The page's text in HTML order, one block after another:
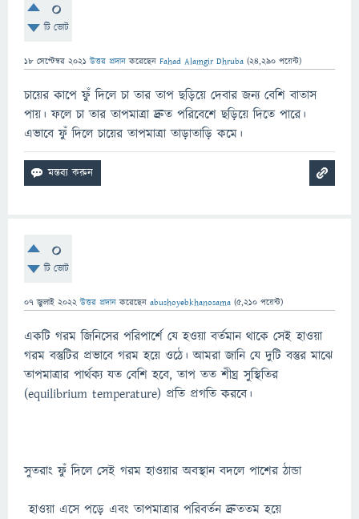
0
টি ভোট
18 সেপ্টেম্বর 2021 উত্তর প্রদান করেছেন Fahad Alamgir Dhruba (24,290 পয়েন্ট)
চায়ের কাপে ফুঁ দিলে চা তার তাপ ছড়িয়ে দেবার জন্য বেশি বাতাস
পায়। ফলে চা তার তাপমাত্রা দ্রুত পরিবেশে ছড়িয়ে দিতে পারে।
এভাবে ফুঁ দিলে চায়ের তাপমাত্রা তাড়াতাড়ি কমে।
0
টি ভোট
07 জুলাই 2022 উত্তর প্রদান করেছেন abushoyebkhanosama (5,210 পয়েন্ট)
একটি গরম জিনিসের পরিপার্শে যে হওয়া বর্তমান থাকে সেই হাওয়া
গরম বস্তুটির প্রভাবে গরম হয়ে ওঠে। আমরা জানি যে দুটি বস্তুর মাঝে
তাপমাত্রার পার্থক্য যত বেশি হবে, তাপ তত শীঘ্র সুস্থিতির
(equilibrium temperature) প্রতি প্রগতি করবে।
সুতরাং ফুঁ দিলে সেই গরম হাওয়ার অবস্থান বদলে পাশের ঠান্ডা
হাওয়া এসে পড়ে এবং তাপমাত্রার পরিবর্তন দ্রুততম হয়ে